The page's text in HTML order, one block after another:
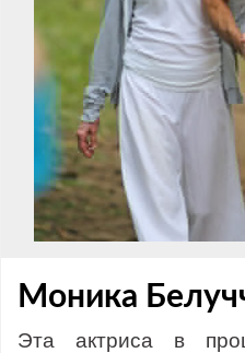
Моника
Эта актриса в